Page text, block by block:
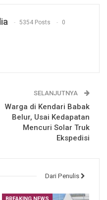
5354 Posts 0
SELANJUTNYA
Warga di Kendari Babak
Belur, Usai Kedapatan
Mencuri Solar Truk
Ekspedisi
Dari Penulis
BREAKING NEWS